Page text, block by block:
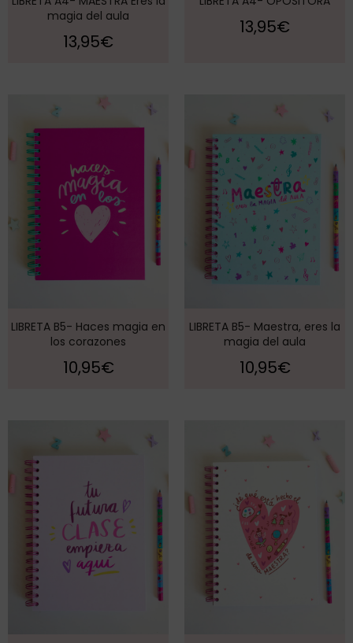
magia del aula
13,95€
13,95€
LIBRETA B5- Haces magia en
los corazones
10,95€
LIBRETA B5- Maestra, eres la
magia del aula
10,95€